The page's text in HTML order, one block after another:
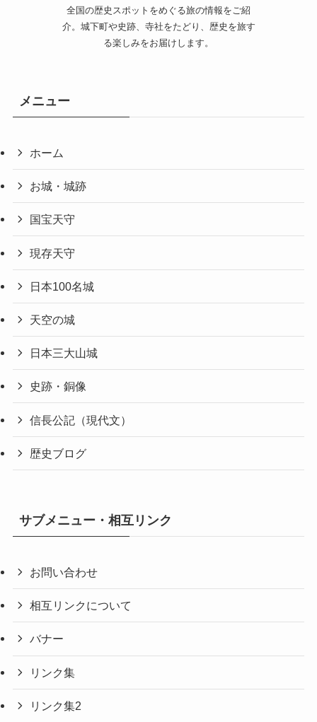
全国の歴史スポットをめぐる旅の情報をご紹
介。城下町や史跡、寺社をたどり、歴史を旅す
る楽しみをお届けします。
メニュー
ホーム
お城・城跡
国宝天守
現存天守
日本100名城
天空の城
日本三大山城
史跡・銅像
信長公記（現代文）
歴史ブログ
サブメニュー・相互リンク
お問い合わせ
相互リンクについて
バナー
リンク集
リンク集2